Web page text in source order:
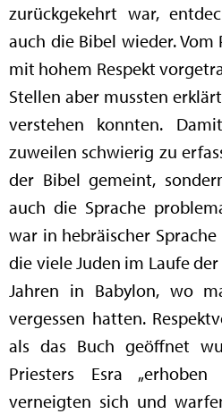
zurückgekehrt war,
auch die Bibel wieder. Vom
mit hohem Respekt
Stellen aber mussten
verstehen konnten.
zuweilen schwierig zu
der Bibel gemeint,
auch die Sprache
war in hebräischer
die viele Juden im Laufe
Jahren in Babylon, wo
vergessen hatten.
als das Buch geöffnet
Priesters Esra
verneigten sich und